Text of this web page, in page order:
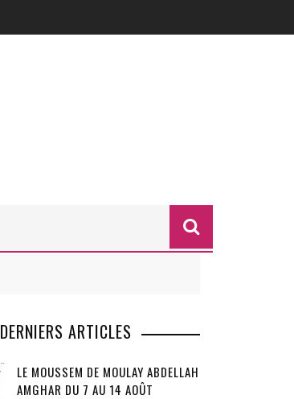
DERNIERS ARTICLES
LE MOUSSEM DE MOULAY ABDELLAH
AMGHAR DU 7 AU 14 AOÛT